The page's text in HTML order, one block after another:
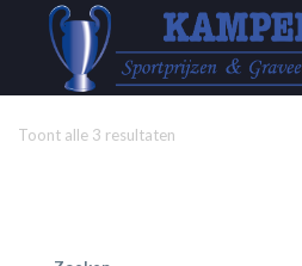
Toont alle 3 resultaten